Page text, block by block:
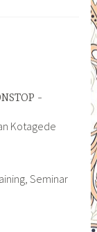
Kotagede
Seminar